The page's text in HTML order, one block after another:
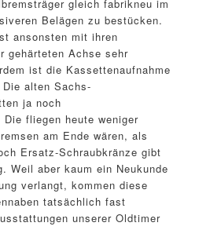
gleich fabrikneu im
Belägen zu bestücken.
ansonsten mit ihren
gehärteten Achse sehr
ist die Kassettenaufnahme
alten Sachs-
ja noch
fliegen heute weniger
am Ende wären, als
Ersatz-Schraubkränze gibt
Weil aber kaum ein Neukunde
verlangt, kommen diese
tatsächlich fast
unserer Oldtimer